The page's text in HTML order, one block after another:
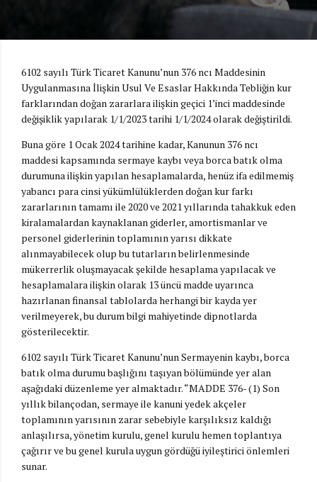
6102 sayılı Türk Ticaret Kanunu’nun 376 ncı Maddesinin
Uygulanmasına İlişkin Usul Ve Esaslar Hakkında Tebliğin kur
farklarından doğan zararlara ilişkin geçici 1’inci maddesinde
değişiklik yapılarak 1/1/2023 tarihi 1/1/2024 olarak değiştirildi.
Buna göre 1 Ocak 2024 tarihine kadar, Kanunun 376 ncı
maddesi kapsamında sermaye kaybı veya borca batık olma
durumuna ilişkin yapılan hesaplamalarda, henüz ifa edilmemiş
yabancı para cinsi yükümlülüklerden doğan kur farkı
zararlarının tamamı ile 2020 ve 2021 yıllarında tahakkuk eden
kiralamalardan kaynaklanan giderler, amortismanlar ve
personel giderlerinin toplamının yarısı dikkate
alınmayabilecek olup bu tutarların belirlenmesinde
mükerrerlik oluşmayacak şekilde hesaplama yapılacak ve
hesaplamalara ilişkin olarak 13 üncü madde uyarınca
hazırlanan finansal tablolarda herhangi bir kayda yer
verilmeyerek, bu durum bilgi mahiyetinde dipnotlarda
gösterilecektir.
6102 sayılı Türk Ticaret Kanunu’nun Sermayenin kaybı, borca
batık olma durumu başlığını taşıyan bölümünde yer alan
aşağıdaki düzenleme yer almaktadır. “MADDE 376- (1) Son
yıllık bilançodan, sermaye ile kanuni yedek akçeler
toplamının yarısının zarar sebebiyle karşılıksız kaldığı
anlaşılırsa, yönetim kurulu, genel kurulu hemen toplantıya
çağırır ve bu genel kurula uygun gördüğü iyileştirici önlemleri
sunar.